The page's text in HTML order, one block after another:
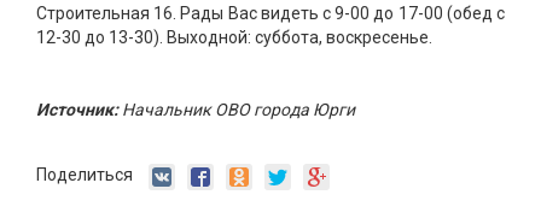
Строительная 16. Рады Вас видеть с 9-00 до 17-00 (обед с
12-30 до 13-30). Выходной: суббота, воскресенье.
Источник:Начальник ОВО города Юрги
Поделиться